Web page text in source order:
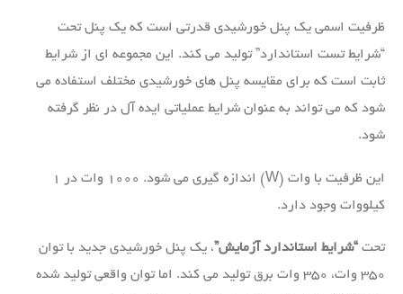
ظرفیت اسمی یک پنل خورشیدی قدرتی است که یک پنل تحت
“شرایط تست استاندارد” تولید می کند. این مجموعه ای از شرایط
ثابت است که برای مقایسه پنل های خورشیدی مختلف استفاده می
شود که می تواند به عنوان شرایط عملیاتی ایده آل در نظر گرفته
شود.
این ظرفیت با وات (W) اندازه گیری می شود. ۱۰۰۰ وات در ۱
کیلووات وجود دارد.
تحت“شرایط استاندارد آزمایش”، یک پنل خورشیدی جدید با توان
۳۵۰ وات، ۳۵۰ وات برق تولید می کند. اما توان واقعی تولید شده